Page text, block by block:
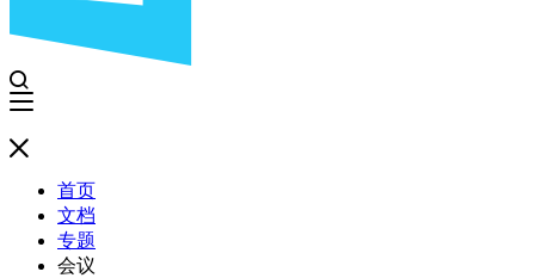
首页
文档
专题
会议